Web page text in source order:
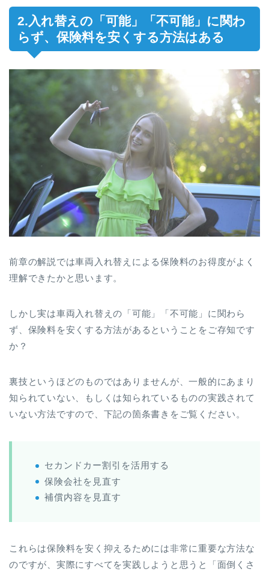
2.入れ替えの「可能」「不可能」に関わ
らず、保険料を安くする方法はある
前章の解説では車両入れ替えによる保険料のお得度がよく
理解できたかと思います。
しかし実は車両入れ替えの「可能」「不可能」に関わら
ず、保険料を安くする方法があるということをご存知です
か？
裏技というほどのものではありませんが、一般的にあまり
知られていない、もしくは知られているものの実践されて
いない方法ですので、下記の箇条書きをご覧ください。
セカンドカー割引を活用する
保険会社を見直す
補償内容を見直す
これらは保険料を安く抑えるためには非常に重要な方法な
のですが、実際にすべてを実践しようと思うと「面倒くさ